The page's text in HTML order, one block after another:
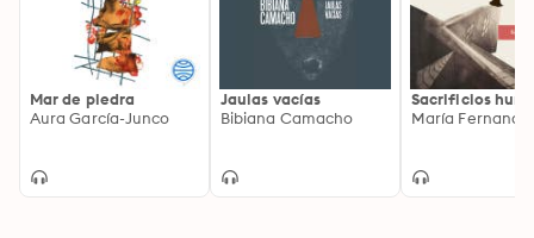
Mar de piedra
Aura García-Junco
Jaulas vacías
Bibiana Camacho
Sacrificios